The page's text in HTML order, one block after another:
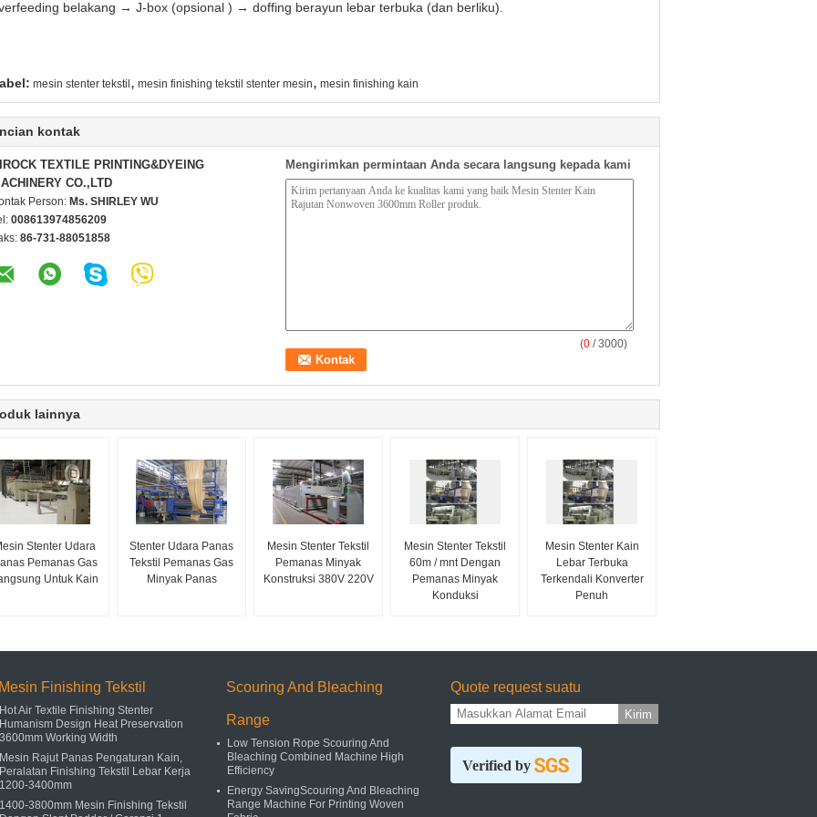
belakang → J-box (opsional ) → doffing berayun lebar terbuka (dan berliku).
mesin stenter tekstil , mesin finishing tekstil stenter mesin, mesin finishing kain
kontak
TEXTILE PRINTING&DYEING
CO.,LTD
Person: Ms. SHIRLEY WU
008613974856209
86-731-88051858
Mengirimkan permintaan Anda secara langsung kepada kami
(0 / 3000)
lainnya
Stenter Udara
Pemanas Gas
Untuk Kain
Stenter Udara Panas
Tekstil Pemanas Gas
Minyak Panas
Mesin Stenter Tekstil
Pemanas Minyak
Konstruksi 380V 220V
Mesin Stenter Tekstil
60m / mnt Dengan
Pemanas Minyak
Konduksi
Mesin Stenter Kain
Lebar Terbuka
Terkendali Konverter
Penuh
Mesin Finishing Tekstil
Hot Air Textile Finishing Stenter
Humanism Design Heat Preservation
3600mm Working Width
Mesin Rajut Panas Pengaturan Kain,
Peralatan Finishing Tekstil Lebar Kerja
1200-3400mm
1400-3800mm Mesin Finishing Tekstil
Scouring And Bleaching
Range
Low Tension Rope Scouring And
Bleaching Combined Machine High
Efficiency
Energy SavingScouring And Bleaching
Range Machine For Printing Woven
Quote request suatu
Kirim
Verified by